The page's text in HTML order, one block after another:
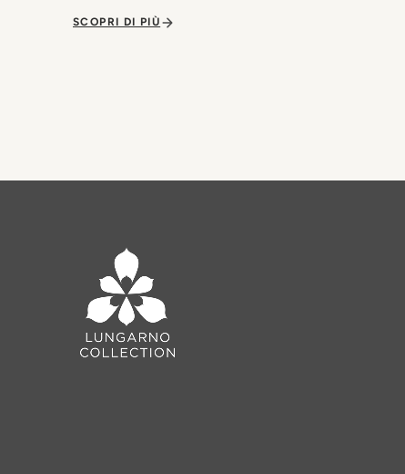
SCOPRI DI PIÙ